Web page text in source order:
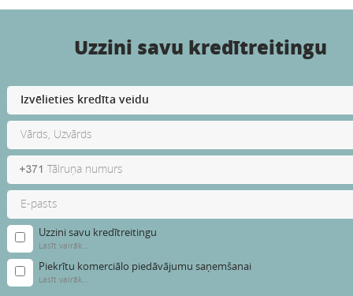
Uzzini savu kredītreitingu
Uzzini savu kredītreitingu
Lasīt vairāk...
Piekrītu komerciālo piedāvājumu saņemšanai
Lasīt vairāk...